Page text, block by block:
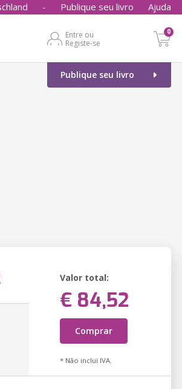
- Publique seu livro Ajuda
Entre ou
Registe-se
0
Publique seu livro
Valor total:
€ 84,52
Comprar
* Não inclui IVA.